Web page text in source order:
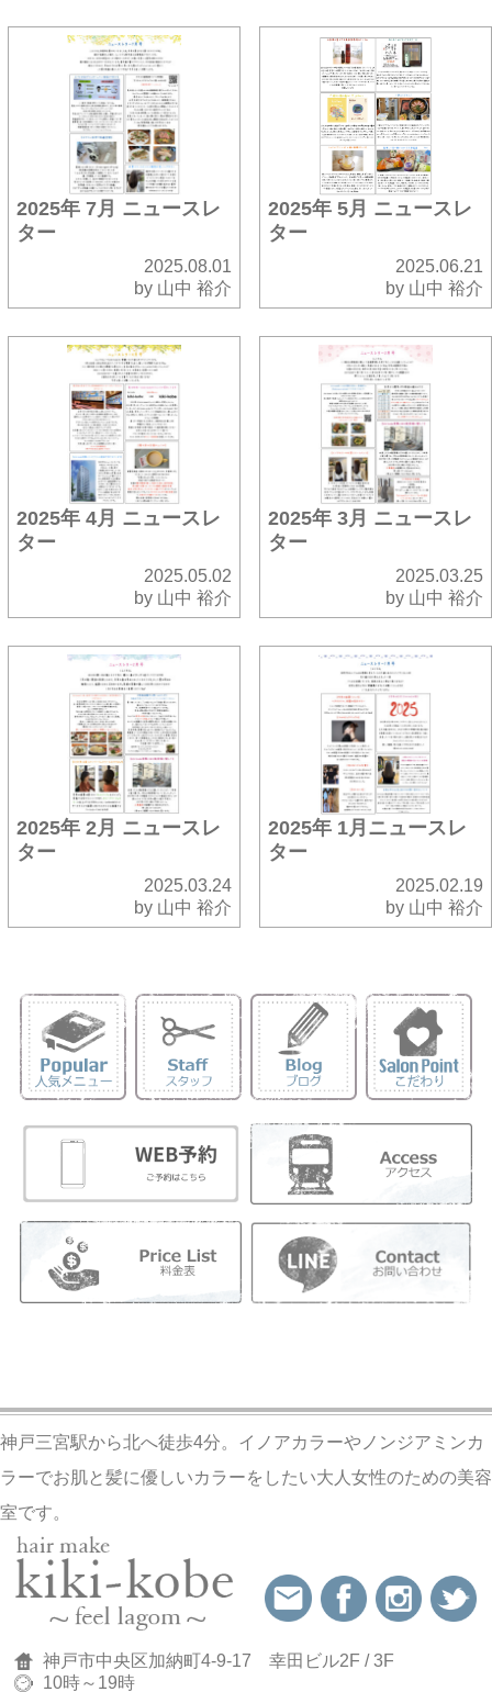
2025年 7月 ニュースレ
ター
2025.08.01
by 山中 裕介
2025年 5月 ニュースレ
ター
2025.06.21
by 山中 裕介
2025年 4月 ニュースレ
ター
2025.05.02
by 山中 裕介
2025年 3月 ニュースレ
ター
2025.03.25
by 山中 裕介
2025年 2月 ニュースレ
ター
2025.03.24
by 山中 裕介
2025年 1月ニュースレ
ター
2025.02.19
by 山中 裕介
神戸三宮駅から北へ徒歩4分。イノアカラーやノンジアミンカ
ラーでお肌と髪に優しいカラーをしたい大人女性のための美容
室です。
神戸市中央区加納町4-9-17 幸田ビル2F / 3F
10時～19時